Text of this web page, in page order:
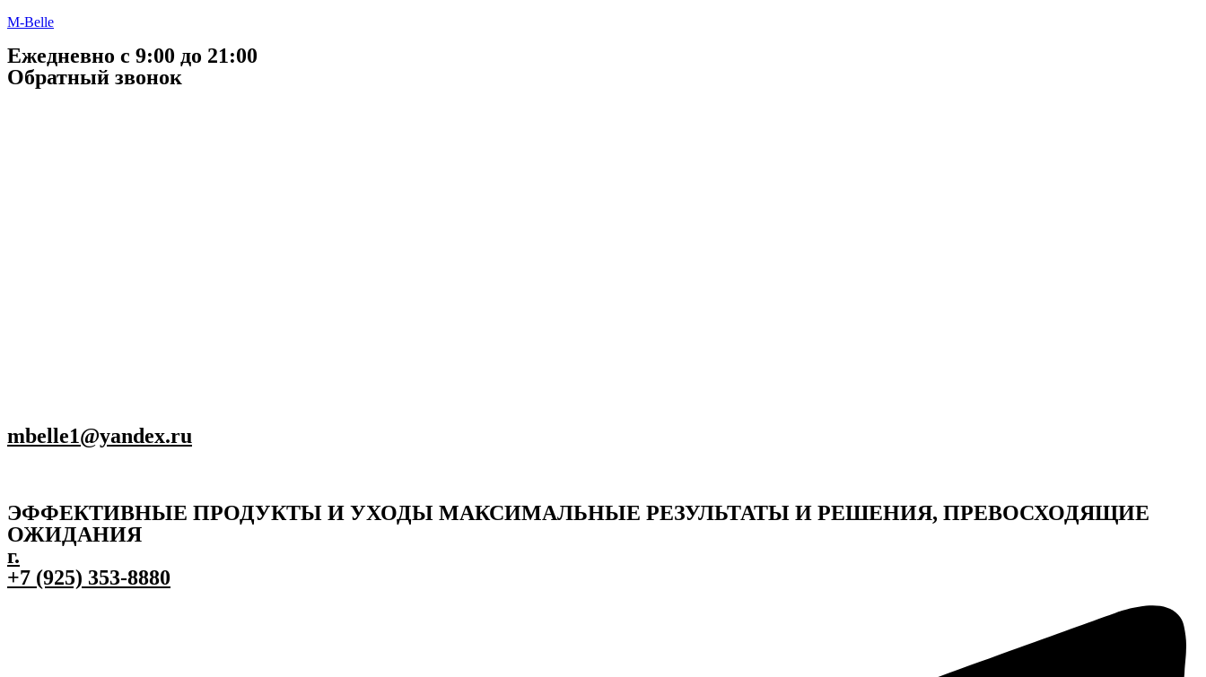
M-Belle
Ежедневно с 9:00 до 21:00
Обратный звонок
mbelle1@yandex.ru
ЭФФЕКТИВНЫЕ ПРОДУКТЫ И УХОДЫ МАКСИМАЛЬНЫЕ РЕЗУЛЬТАТЫ И РЕШЕНИЯ, ПРЕВОСХОДЯЩИЕ
ОЖИДАНИЯ
г.
+7 (925) 353-8880